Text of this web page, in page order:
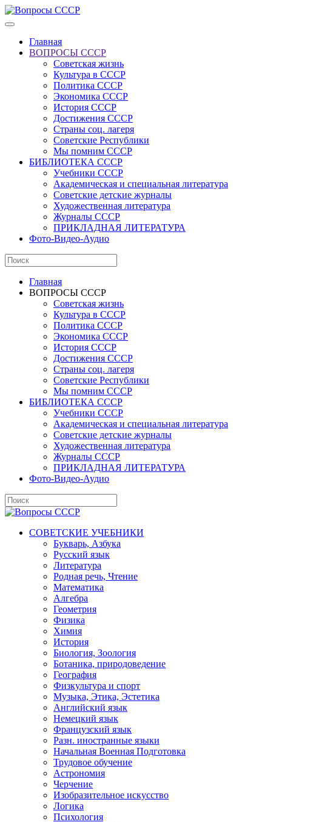
Главная
ВОПРОСЫ СССР
Советская жизнь
Культура в СССР
Политика СССР
Экономика СССР
История СССР
Достижения СССР
Страны соц. лагеря
Советские Республики
Мы помним СССР
БИБЛИОТЕКА СССР
Учебники СССР
Академическая и специальная литература
Советские детские журналы
Художественная литература
Журналы СССР
ПРИКЛАДНАЯ ЛИТЕРАТУРА
Фото-Видео-Аудио
Главная
ВОПРОСЫ СССР
Советская жизнь
Культура в СССР
Политика СССР
Экономика СССР
История СССР
Достижения СССР
Страны соц. лагеря
Советские Республики
Мы помним СССР
БИБЛИОТЕКА СССР
Учебники СССР
Академическая и специальная литература
Советские детские журналы
Художественная литература
Журналы СССР
ПРИКЛАДНАЯ ЛИТЕРАТУРА
Фото-Видео-Аудио
СОВЕТСКИЕ УЧЕБНИКИ
Букварь, Азбука
Русский язык
Литература
Родная речь, Чтение
Математика
Алгебра
Геометрия
Физика
Химия
История
Биология, Зоология
Ботаника, природоведение
География
Физкультура и спорт
Музыка, Этика, Эстетика
Английский язык
Немецкий язык
Французский язык
Разн. иностранные языки
Начальная Военная Подготовка
Трудовое обучение
Астрономия
Черчение
Изобразительное искусство
Логика
Психология